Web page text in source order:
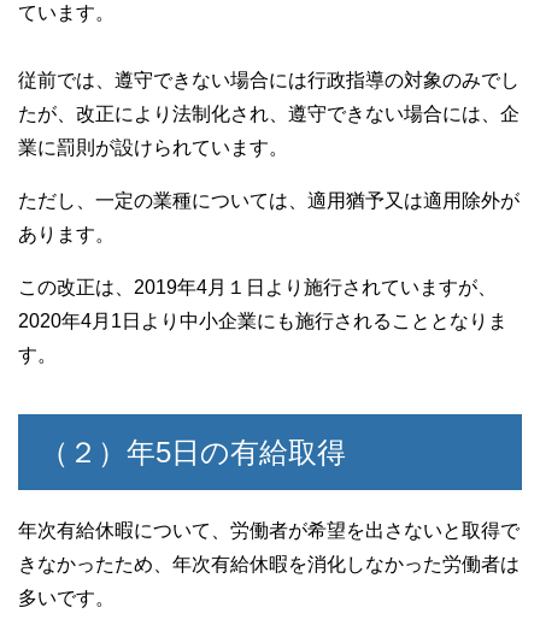
ています。
従前では、遵守できない場合には行政指導の対象のみでし
たが、改正により法制化され、遵守できない場合には、企
業に罰則が設けられています。
ただし、一定の業種については、適用猶予又は適用除外が
あります。
この改正は、2019年4月１日より施行されていますが、
2020年4月1日より中小企業にも施行されることとなりま
す。
（２）年5日の有給取得
年次有給休暇について、労働者が希望を出さないと取得で
きなかったため、年次有給休暇を消化しなかった労働者は
多いです。